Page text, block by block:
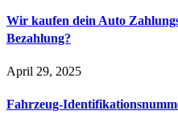
Wir kaufen dein Auto
Bezahlung?
April 29, 2025
Fahrzeug-